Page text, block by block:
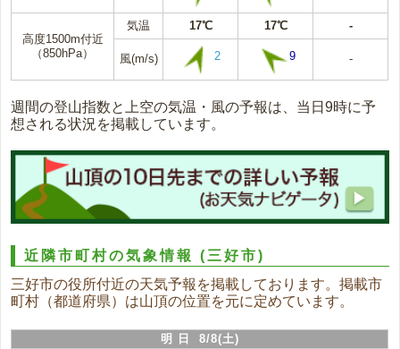
高度1500m付近
（850hPa）
気温 17℃ 17℃ -
風(m/s) 2 9 -
週間の登山指数と上空の気温・風の予報は、当日9時に予
想される状況を掲載しています。
近隣市町村の気象情報(三好市)
三好市の役所付近の天気予報を掲載しております。掲載市
町村（都道府県）は山頂の位置を元に定めています。
明 日 8/8(土)